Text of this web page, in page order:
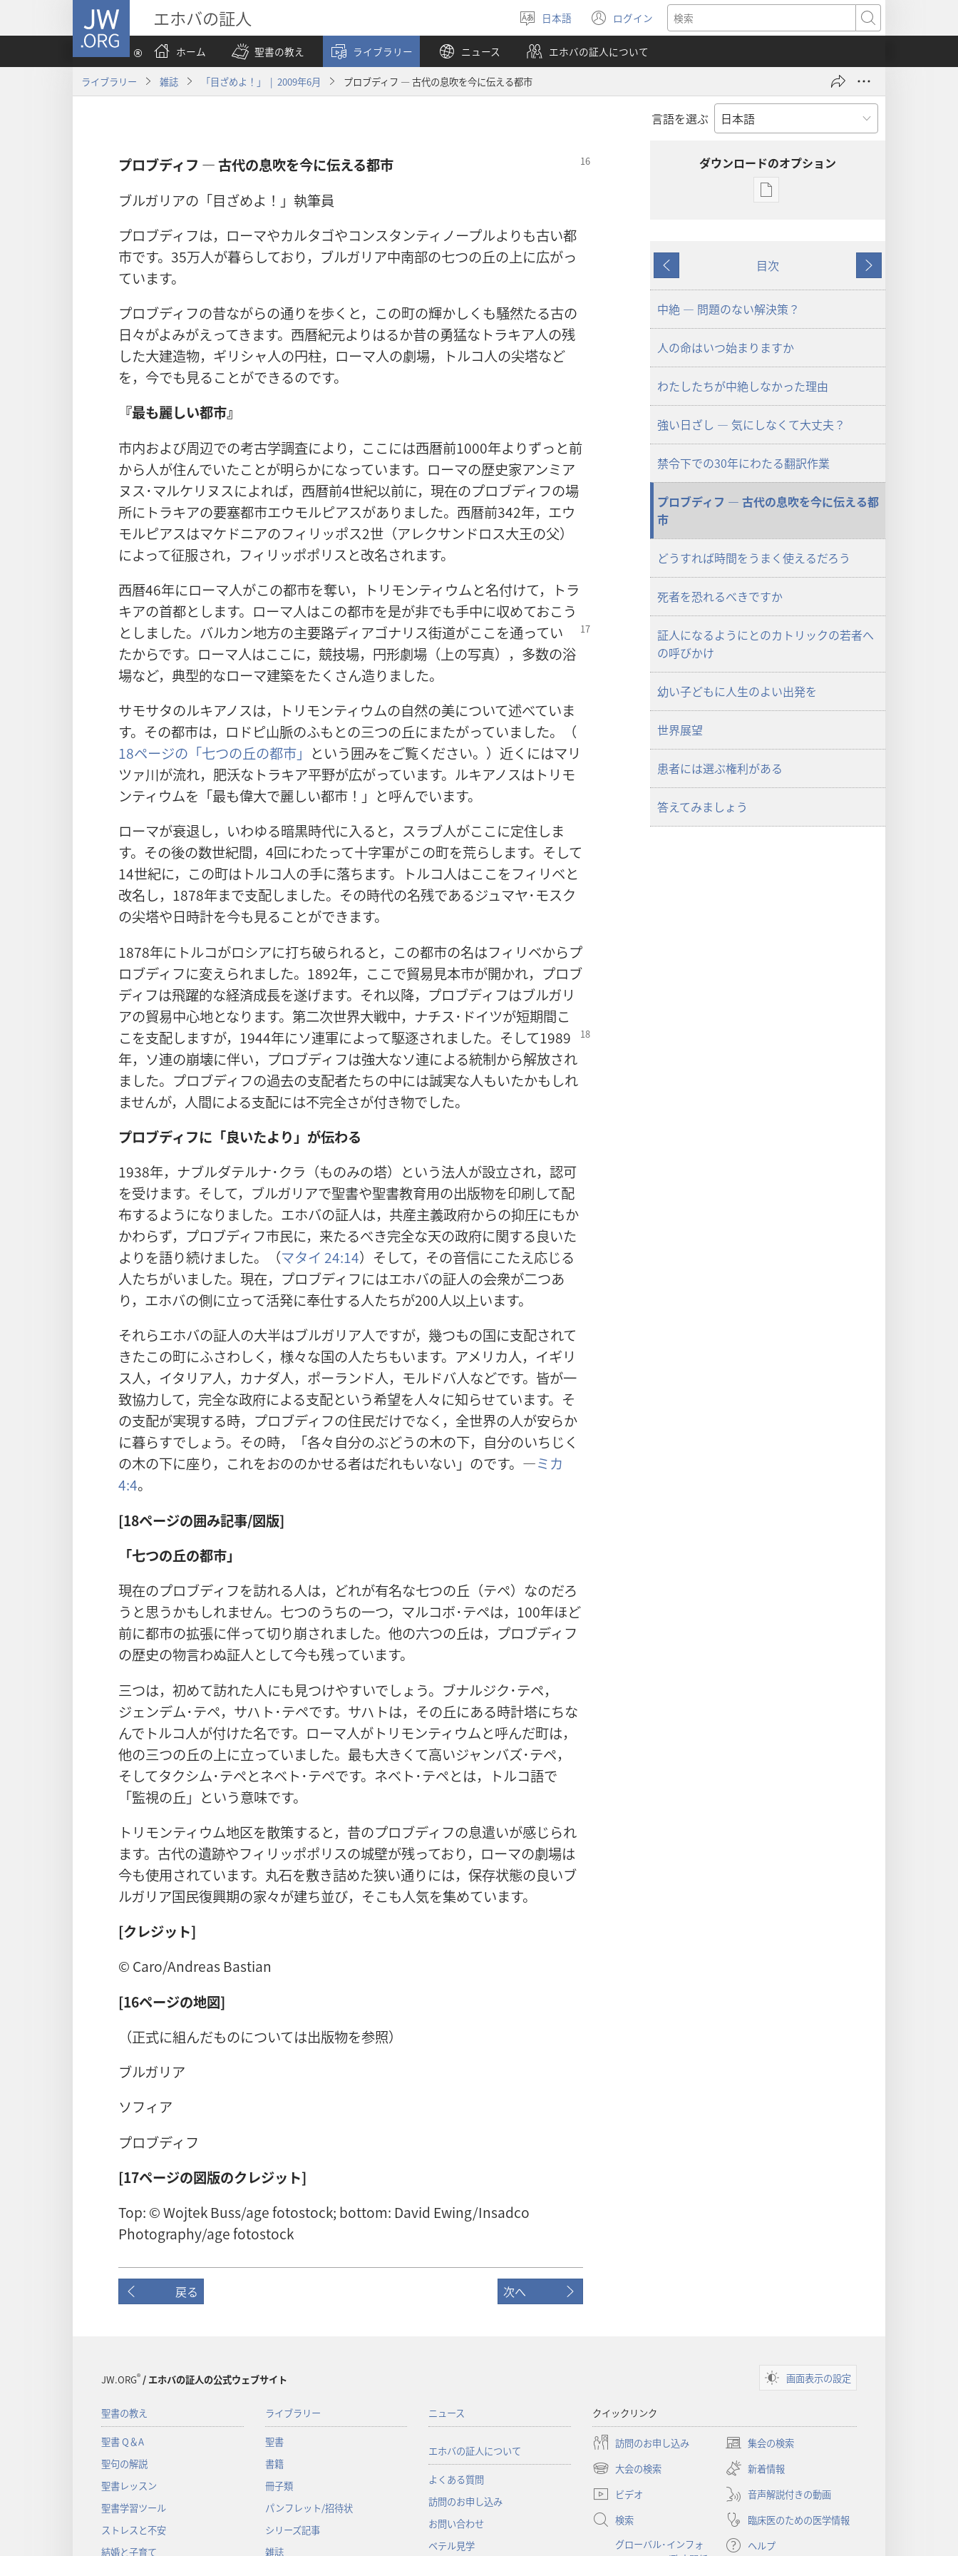
JW.ORG エホバの証人
言
語
を
選
日本語 ログイン
（新
し
い
タ
で
検
索
ホーム
聖書の教え ライブラリー ニュース エホバの証人について
ライブラリー 雑誌 「目ざめよ！」 | 2009年6月 プロブディフ ― 古代の息吹を今に伝える都市
言語を選ぶ
プロブディフ ― 古代の息吹を今に伝える都市
ブルガリアの「目ざめよ！」執筆員
プロブディフは，ローマやカルタゴやコンスタンティノープルよりも古い都
市です。35万人が暮らしており，ブルガリア中南部の七つの丘の上に広がっ
ています。
プロブディフの昔ながらの通りを歩くと，この町の輝かしくも騒然たる古の
日々がよみがえってきます。西暦紀元よりはるか昔の勇猛なトラキア人の残
した大建造物，ギリシャ人の円柱，ローマ人の劇場，トルコ人の尖塔など
を，今でも見ることができるのです。
『最も麗しい都市』
市内および周辺での考古学調査により，ここには西暦前1000年よりずっと前
から人が住んでいたことが明らかになっています。ローマの歴史家アンミア
ヌス･マルケリヌスによれば，西暦前4世紀以前に，現在のプロブディフの場
所にトラキアの要塞都市エウモルピアスがありました。西暦前342年，エウ
モルピアスはマケドニアのフィリッポス2世（アレクサンドロス大王の父）
によって征服され，フィリッポポリスと改名されます。
西暦46年にローマ人がこの都市を奪い，トリモンティウムと名付けて，トラ
キアの首都とします。ローマ人はこの都市を是が非でも手中に収めておこう
としました。バルカン地方の主要路ディアゴナリス街道がここを通ってい
たからです。ローマ人はここに，競技場，円形劇場（上の写真），多数の浴
場など，典型的なローマ建築をたくさん造りました。
サモサタのルキアノスは，トリモンティウムの自然の美について述べていま
す。その都市は，ロドピ山脈のふもとの三つの丘にまたがっていました。（
18ページの「七つの丘の都市」 という囲みをご覧ください。）近くにはマリ
ツァ川が流れ，肥沃なトラキア平野が広がっています。ルキアノスはトリモ
ンティウムを「最も偉大で麗しい都市！」と呼んでいます。
ローマが衰退し，いわゆる暗黒時代に入ると，スラブ人がここに定住しま
す。その後の数世紀間，4回にわたって十字軍がこの町を荒らします。そして
14世紀に，この町はトルコ人の手に落ちます。トルコ人はここをフィリベと
改名し，1878年まで支配しました。その時代の名残であるジュマヤ･モスク
の尖塔や日時計を今も見ることができます。
1878年にトルコがロシアに打ち破られると，この都市の名はフィリベからプ
ロブディフに変えられました。1892年，ここで貿易見本市が開かれ，プロブ
ディフは飛躍的な経済成長を遂げます。それ以降，プロブディフはブルガリ
アの貿易中心地となります。第二次世界大戦中，ナチス･ドイツが短期間こ
こを支配しますが，1944年にソ連軍によって駆逐されました。そして1989
年，ソ連の崩壊に伴い，プロブディフは強大なソ連による統制から解放され
ました。プロブディフの過去の支配者たちの中には誠実な人もいたかもしれ
ませんが，人間による支配には不完全さが付き物でした。
プロブディフに「良いたより」が伝わる
1938年，ナブルダテルナ･クラ（ものみの塔）という法人が設立され，認可
を受けます。そして，ブルガリアで聖書や聖書教育用の出版物を印刷して配
布するようになりました。エホバの証人は，共産主義政府からの抑圧にもか
かわらず，プロブディフ市民に，来たるべき完全な天の政府に関する良いた
よりを語り続けました。（マタイ 24:14）そして，その音信にこたえ応じる
人たちがいました。現在，プロブディフにはエホバの証人の会衆が二つあ
り，エホバの側に立って活発に奉仕する人たちが200人以上います。
それらエホバの証人の大半はブルガリア人ですが，幾つもの国に支配されて
きたこの町にふさわしく，様々な国の人たちもいます。アメリカ人，イギリ
ス人，イタリア人，カナダ人，ポーランド人，モルドバ人などです。皆が一
致協力して，完全な政府による支配という希望を人々に知らせています。そ
の支配が実現する時，プロブディフの住民だけでなく，全世界の人が安らか
に暮らすでしょう。その時，「各々自分のぶどうの木の下，自分のいちじく
の木の下に座り，これをおののかせる者はだれもいない」のです。―ミカ
4:4。
[18ページの囲み記事/図版]
「七つの丘の都市」
現在のプロブディフを訪れる人は，どれが有名な七つの丘（テペ）なのだろ
うと思うかもしれません。七つのうちの一つ，マルコボ･テペは，100年ほど
前に都市の拡張に伴って切り崩されました。他の六つの丘は，プロブディフ
の歴史の物言わぬ証人として今も残っています。
三つは，初めて訪れた人にも見つけやすいでしょう。ブナルジク･テペ，
ジェンデム･テペ，サハト･テペです。サハトは，その丘にある時計塔にちな
んでトルコ人が付けた名です。ローマ人がトリモンティウムと呼んだ町は，
他の三つの丘の上に立っていました。最も大きくて高いジャンバズ･テペ，
そしてタクシム･テペとネベト･テペです。ネベト･テペとは，トルコ語で
「監視の丘」という意味です。
トリモンティウム地区を散策すると，昔のプロブディフの息遣いが感じられ
ます。古代の遺跡やフィリッポポリスの城壁が残っており，ローマの劇場は
今も使用されています。丸石を敷き詰めた狭い通りには，保存状態の良いブ
ルガリア国民復興期の家々が建ち並び，そこも人気を集めています。
[クレジット]
© Caro/Andreas Bastian
[16ページの地図]
（正式に組んだものについては出版物を参照）
ブルガリア
ソフィア
プロブディフ
[17ページの図版のクレジット]
Top: © Wojtek Buss/age fotostock; bottom: David Ewing/Insadco
Photography/age fotostock
戻る 次へ
ダウンロードのオプション
出
ダ
ウ
ン
ド
オ
ショ
「目
ざ
め
よ！」
2009
6
月
戻
る
目次
次
へ
中絶 ― 問題のない解決策？
人の命はいつ始まりますか
わたしたちが中絶しなかった理由
強い日ざし ― 気にしなくて大丈夫？
禁令下での30年にわたる翻訳作業
プロブディフ ― 古代の息吹を今に伝える都
市
どうすれば時間をうまく使えるだろう
死者を恐れるべきですか
証人になるようにとのカトリックの若者へ
の呼びかけ
幼い子どもに人生のよい出発を
世界展望
患者には選ぶ権利がある
答えてみましょう
JW.ORG®/ エホバの証人の公式ウェブサイト 画面表示の設定
聖書の教え
聖書 Q＆A
聖句の解説
聖書レッスン
聖書学習ツール
ストレスと不安
結婚と子育て
ライブラリー
聖書
書籍
冊子類
パンフレット/招待状
シリーズ記事
雑誌
ニュース
エホバの証人について
よくある質問
訪問のお申し込み
お問い合わせ
ベテル見学
クイックリンク
訪問のお申し込み 集会の検索
（新
し
い
タ
ブ
で
開
大会の検索
（新
し
タ
新着情報
ビデオ
音声解説付きの動画
検索
臨床医のための医学情報
グローバル･インフォ
ヘルプ